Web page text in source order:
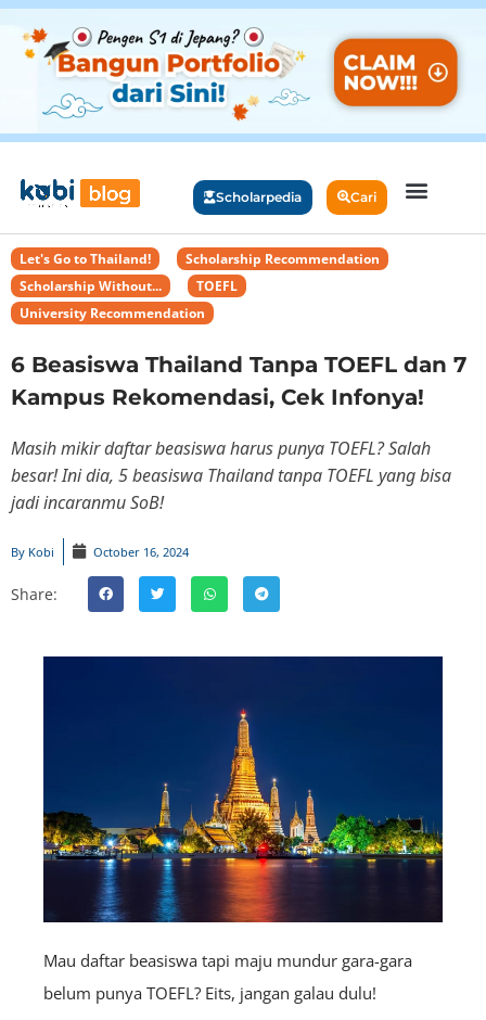
Scholarpedia Cari
Let's Go to Thailand! Scholarship Recommendation
Scholarship Without...
TOEFL
University Recommendation
6 Beasiswa Thailand Tanpa TOEFL dan 7
Kampus Rekomendasi, Cek Infonya!
Masih mikir daftar beasiswa harus punya TOEFL? Salah
besar! Ini dia, 5 beasiswa Thailand tanpa TOEFL yang bisa
jadi incaranmu SoB!
By Kobi October 16, 2024
Share:
Mau daftar beasiswa tapi maju mundur gara-gara
belum punya TOEFL? Eits, jangan galau dulu!